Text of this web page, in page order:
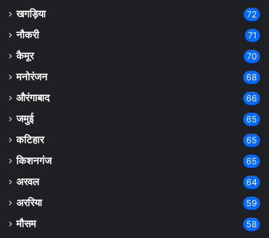
खगड़िया 72
नौकरी 71
कैमूर 70
मनोरंजन 68
औरंगाबाद 66
जमुई 65
कटिहार 65
किशनगंज 65
अरवल 64
अररिया 59
मौसम 58